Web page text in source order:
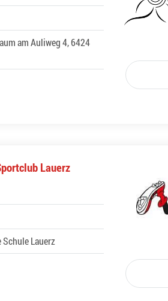
am Auliweg 4, 6424
Lauerz
Lauerz